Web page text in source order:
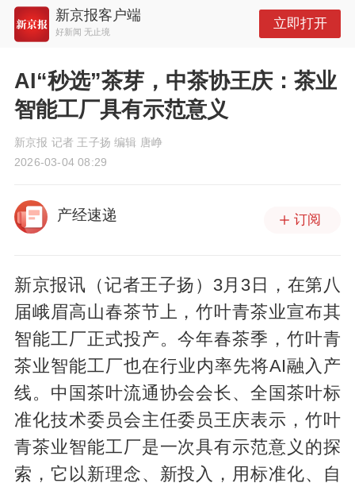
新京报客户端
好新闻 无止境
立即打开
AI“秒选”茶芽，中茶协王庆：茶业
智能工厂具有示范意义
新京报 记者 王子扬 编辑 唐峥
2026-03-04 08:29
产经速递 订阅
新京报讯（记者王子扬）3月3日，在第八
届峨眉高山春茶节上，竹叶青茶业宣布其
智能工厂正式投产。今年春茶季，竹叶青
茶业智能工厂也在行业内率先将AI融入产
线。中国茶叶流通协会会长、全国茶叶标
准化技术委员会主任委员王庆表示，竹叶
青茶业智能工厂是一次具有示范意义的探
索，它以新理念、新投入，用标准化、自